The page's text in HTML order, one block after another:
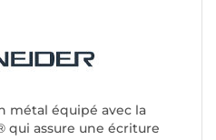
métal équipé avec la
assure une écriture